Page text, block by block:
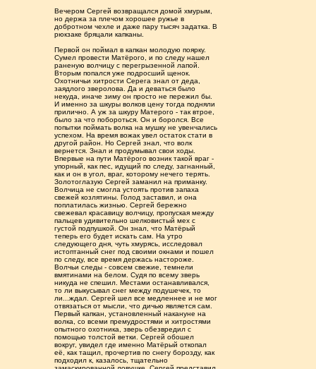
Вечером Сергей возвращался домой хмурым,
но держа за плечом хорошее ружье в
добротном чехле и даже пару тысяч задатка. В
рюкзаке бряцали капканы.
Первой он поймал в капкан молодую поярку.
Сумел провести Матёрого, и по следу нашел
раненую волчицу с перегрызенной лапой.
Вторым попался уже подросший щенок.
Охотничьи хитрости Серега знал от деда,
заядлого зверолова. Да и деваться было
некуда, иначе зиму он просто не пережил бы.
И именно за шкуры волков цену тогда подняли
прилично. А уж за шкуру Матерого - так втрое,
было за что побороться. Он и боролся. Все
попытки поймать волка на мушку не увенчались
успехом. На время вожак увел остаток стати в
другой район. Но Сергей знал, что волк
вернется. Знал и продумывал свои ходы.
Впервые на пути Матёрого возник такой враг -
упорный, как пес, идущий по следу, загнанный,
как и он в угол, враг, которому нечего терять.
Золотоглазую Сергей заманил на приманку.
Волчица не смогла устоять против запаха
свежей козлятины. Голод заставил, и она
поплатилась жизнью. Сергей бережно
свежевал красавицу волчицу, пропуская между
пальцев удивительно шелковистый мех с
густой подпушкой. Он знал, что Матёрый
теперь его будет искать сам. На утро
следующего дня, чуть хмурясь, исследовал
истоптанный снег под своими окнами и пошел
по следу, все время держась настороже.
Волчьи следы - совсем свежие, темнели
вмятинами на белом. Судя по всему зверь
никуда не спешил. Местами останавливался,
то ли выкусывал снег между подушечек, то
ли...ждал. Сергей шел все медленнее и не мог
отвязаться от мысли, что дичью является сам.
Первый капкан, установленный накануне на
волка, со всеми премудростями и хитростями
опытного охотника, зверь обезвредил с
помощью толстой ветки. Сергей обошел
вокруг, увидел где именно Матёрый откопал
её, как тащил, прочертив по снегу борозду, как
подходил к, казалось, тщательно